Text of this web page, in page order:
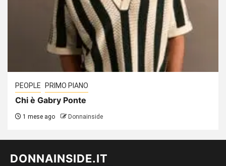
PEOPLE PRIMO PIANO
Chi è Gabry Ponte
1 mese ago Donnainside
DONNAINSIDE.IT